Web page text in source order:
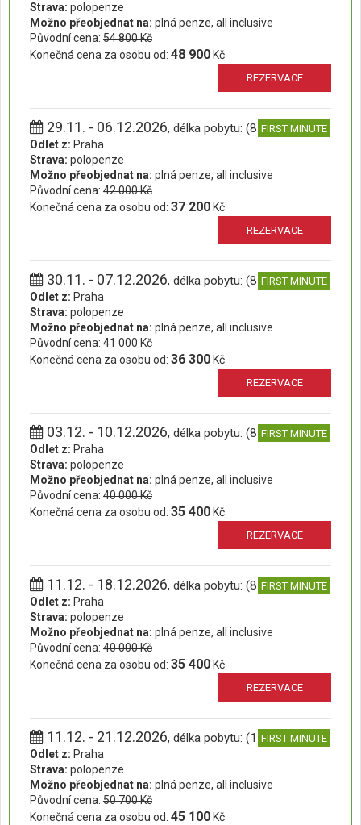
Strava: polopenze
Možno přeobjednat na: plná penze, all inclusive
Původní cena: 54 800 Kč
Konečná cena za osobu od: 48 900 Kč
REZERVACE
29.11. - 06.12.2026, délka pobytu: (8 dní)FIRST MINUTE
Odlet z: Praha
Strava: polopenze
Možno přeobjednat na: plná penze, all inclusive
Původní cena: 42 000 Kč
Konečná cena za osobu od: 37 200 Kč
REZERVACE
30.11. - 07.12.2026, délka pobytu: (8 dní)FIRST MINUTE
Odlet z: Praha
Strava: polopenze
Možno přeobjednat na: plná penze, all inclusive
Původní cena: 41 000 Kč
Konečná cena za osobu od: 36 300 Kč
REZERVACE
03.12. - 10.12.2026, délka pobytu: (8 dní)FIRST MINUTE
Odlet z: Praha
Strava: polopenze
Možno přeobjednat na: plná penze, all inclusive
Původní cena: 40 000 Kč
Konečná cena za osobu od: 35 400 Kč
REZERVACE
11.12. - 18.12.2026, délka pobytu: (8 dní)FIRST MINUTE
Odlet z: Praha
Strava: polopenze
Možno přeobjednat na: plná penze, all inclusive
Původní cena: 40 000 Kč
Konečná cena za osobu od: 35 400 Kč
REZERVACE
11.12. - 21.12.2026, délka pobytu: (11 dní)FIRST MINUTE
Odlet z: Praha
Strava: polopenze
Možno přeobjednat na: plná penze, all inclusive
Původní cena: 50 700 Kč
Konečná cena za osobu od: 45 100 Kč